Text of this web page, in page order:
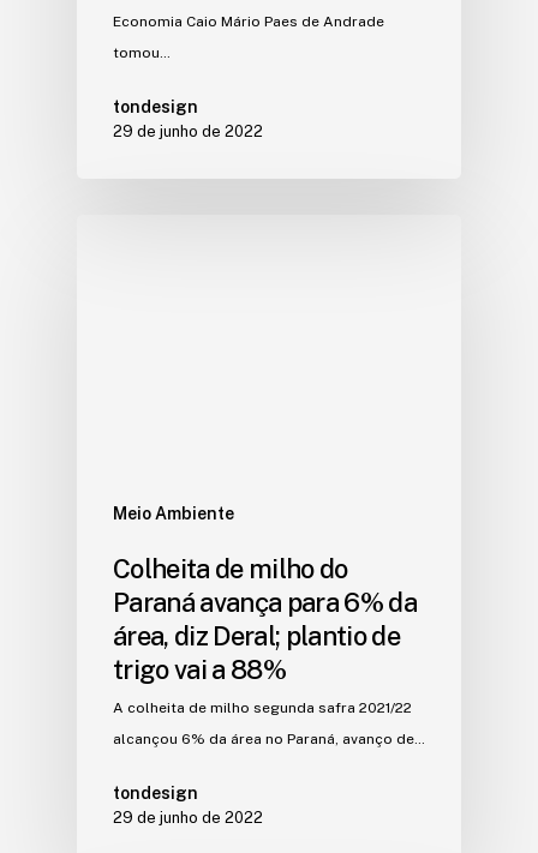
Economia Caio Mário Paes de Andrade
tomou…
tondesign
29 de junho de 2022
Meio Ambiente
Colheita de milho do
Paraná avança para 6% da
área, diz Deral; plantio de
trigo vai a 88%
A colheita de milho segunda safra 2021/22
alcançou 6% da área no Paraná, avanço de…
tondesign
29 de junho de 2022